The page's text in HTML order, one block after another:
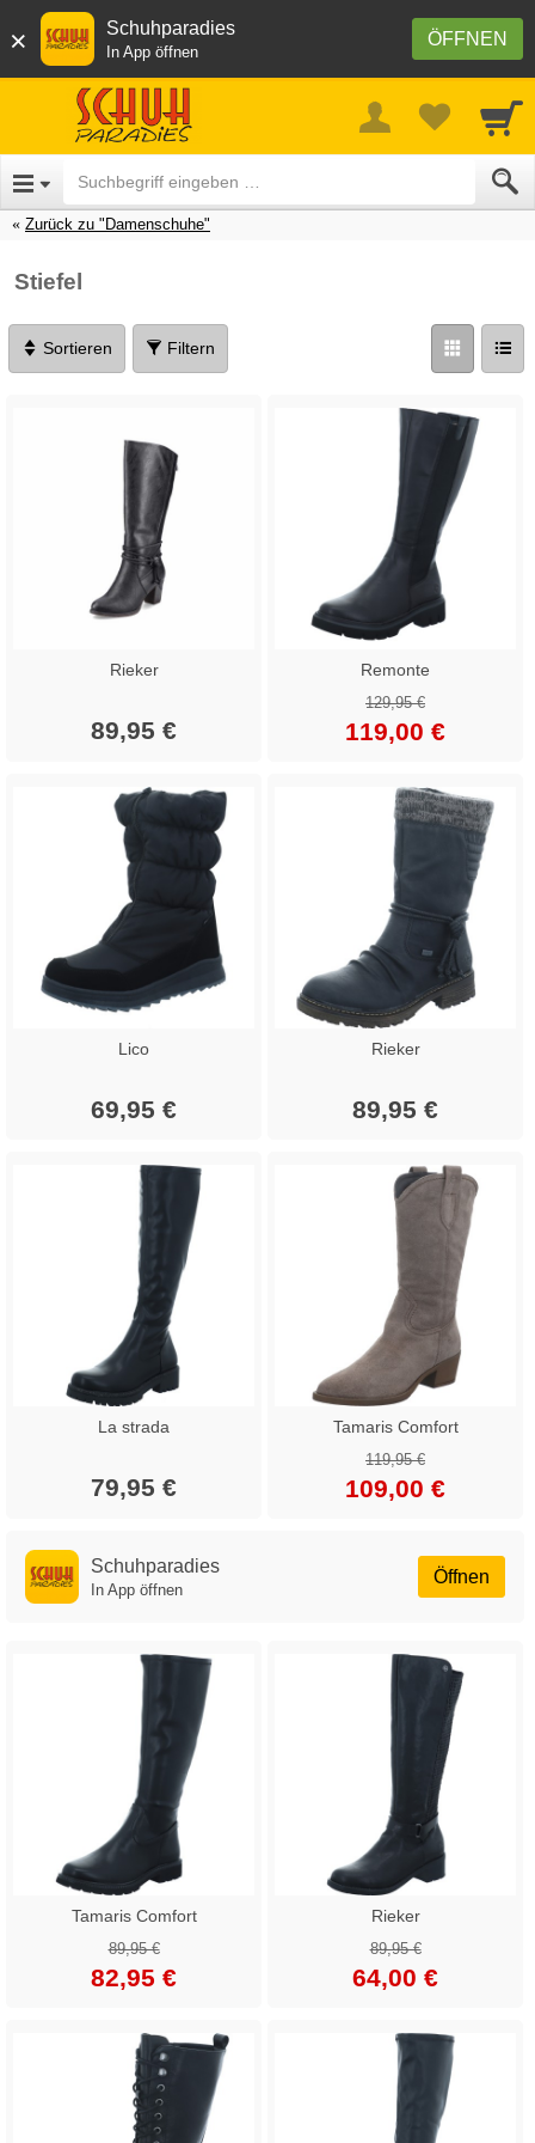
× ÖFFNEN
Schuhparadies
In App öffnen
Zurück zu "Damenschuhe"
Stiefel
Sortieren Filtern
Rieker
89,95 €
Remonte
129,95 €
119,00 €
Lico
69,95 €
Rieker
89,95 €
La strada
79,95 €
Tamaris Comfort
119,95 €
109,00 €
Öffnen
Schuhparadies
In App öffnen
Tamaris Comfort
89,95 €
82,95 €
Rieker
89,95 €
64,00 €